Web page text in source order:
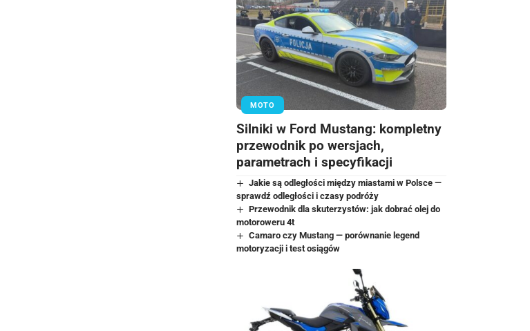
MOTO
Silniki w Ford Mustang: kompletny
przewodnik po wersjach,
parametrach i specyfikacji
Jakie są odległości między miastami w Polsce —
sprawdź odległości i czasy podróży
Przewodnik dla skuterzystów: jak dobrać olej do
motoroweru 4t
Camaro czy Mustang — porównanie legend
motoryzacji i test osiągów